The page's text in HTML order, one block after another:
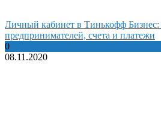
Личный кабинет в Тинькофф Бизнес:
предпринимателей, счета и платежи
0
08.11.2020